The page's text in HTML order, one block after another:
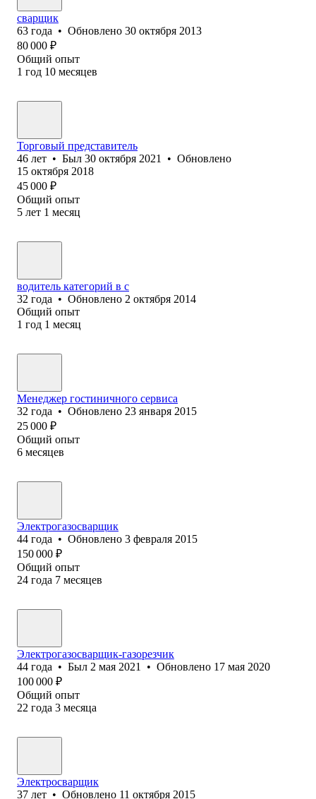
сварщик
63 года • Обновлено 30 октября 2013
80 000 ₽
Общий опыт
1 год 10 месяцев
Торговый представитель
46 лет • Был 30 октября 2021 • Обновлено
15 октября 2018
45 000 ₽
Общий опыт
5 лет 1 месяц
водитель категорий в с
32 года • Обновлено 2 октября 2014
Общий опыт
1 год 1 месяц
Менеджер гостиничного сервиса
32 года • Обновлено 23 января 2015
25 000 ₽
Общий опыт
6 месяцев
Электрогазосварщик
44 года • Обновлено 3 февраля 2015
150 000 ₽
Общий опыт
24 года 7 месяцев
Электрогазосварщик-газорезчик
44 года • Был 2 мая 2021 • Обновлено 17 мая 2020
100 000 ₽
Общий опыт
22 года 3 месяца
Электросварщик
37 лет • Обновлено 11 октября 2015